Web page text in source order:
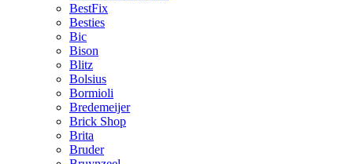
BestFix
Besties
Bic
Bison
Blitz
Bolsius
Bormioli
Bredemeijer
Brick Shop
Brita
Bruder